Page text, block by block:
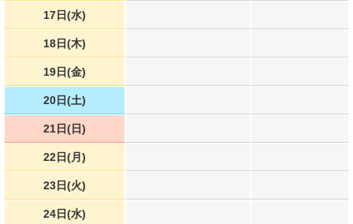
17日(水)
18日(木)
19日(金)
20日(土)
21日(日)
22日(月)
23日(火)
24日(水)